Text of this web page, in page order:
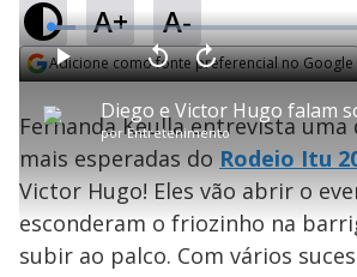
A+ A-
Adicione como fonte preferencial no Google
P
l
porEntretenimento
P V
t
a
r
0
e
g
n
d
s
A
a
n
ç
a
1
s
e
u
n
o
L
o
a
d
e
.
6
5
%
Fernanda Keulla entrevista uma
mais esperadas do Rodeio Itu
Victor Hugo! Eles vão abrir o
esconderam o friozinho na
subir ao palco. Com vários